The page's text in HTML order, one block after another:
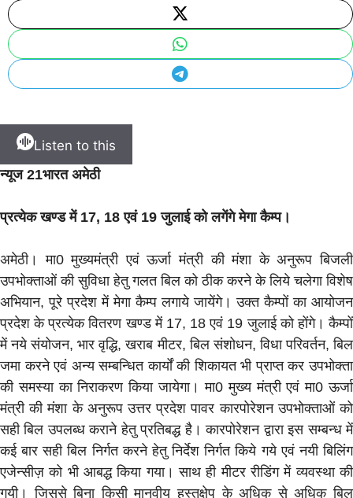
Listen to this
न्यूज 21भारत अमेठी
प्रत्येक खण्ड में 17, 18 एवं 19 जुलाई को लगेंगे मेगा कैम्प।
अमेठी। मा0 मुख्यमंत्री एवं ऊर्जा मंत्री की मंशा के अनुरूप बिजली
उपभोक्ताओं की सुविधा हेतु गलत बिल को ठीक करने के लिये चलेगा विशेष
अभियान, पूरे प्रदेश में मेगा कैम्प लगाये जायेंगे। उक्त कैम्पों का आयोजन
प्रदेश के प्रत्येक वितरण खण्ड में 17, 18 एवं 19 जुलाई को होंगे। कैम्पों
में नये संयोजन, भार वृद्धि, खराब मीटर, बिल संशोधन, विधा परिवर्तन, बिल
जमा करने एवं अन्य सम्बन्धित कार्यों की शिकायत भी प्राप्त कर उपभोक्ता
की समस्या का निराकरण किया जायेगा। मा0 मुख्य मंत्री एवं मा0 ऊर्जा
मंत्री की मंशा के अनुरूप उत्तर प्रदेश पावर कारपोरेशन उपभोक्ताओं को
सही बिल उपलब्ध कराने हेतु प्रतिबद्ध है। कारपोरेशन द्वारा इस सम्बन्ध में
कई बार सही बिल निर्गत करने हेतु निर्देश निर्गत किये गये एवं नयी बिलिंग
एजेन्सीज़ को भी आबद्ध किया गया। साथ ही मीटर रीडिंग में व्यवस्था की
गयी। जिससे बिना किसी मानवीय हस्तक्षेप के अधिक से अधिक बिल